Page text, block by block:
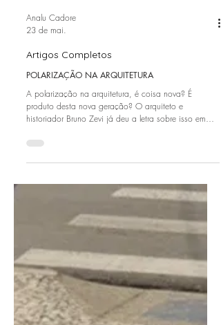
23 de mai.
Artigos Completos
POLARIZAÇÃO NA ARQUITETURA
A polarização na arquitetura, é coisa nova? É
historiador Bruno Zevi já deu a letra sobre isso em